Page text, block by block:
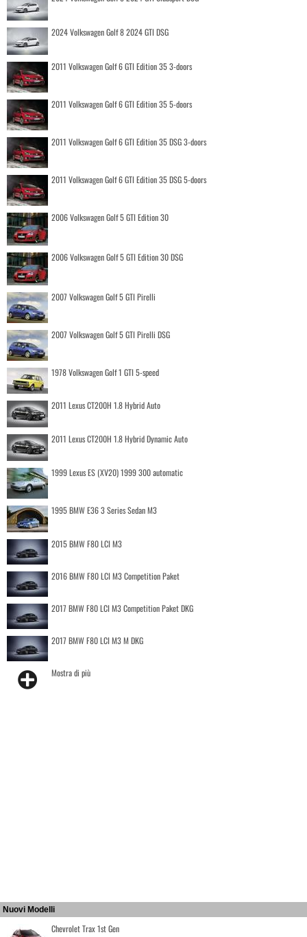
2024 Volkswagen Golf 8 2024 GTI DSG
2011 Volkswagen Golf 6 GTI Edition 35 3-doors
2011 Volkswagen Golf 6 GTI Edition 35 5-doors
2011 Volkswagen Golf 6 GTI Edition 35 DSG 3-doors
2011 Volkswagen Golf 6 GTI Edition 35 DSG 5-doors
2006 Volkswagen Golf 5 GTI Edition 30
2006 Volkswagen Golf 5 GTI Edition 30 DSG
2007 Volkswagen Golf 5 GTI Pirelli
2007 Volkswagen Golf 5 GTI Pirelli DSG
1978 Volkswagen Golf 1 GTI 5-speed
2011 Lexus CT200H 1.8 Hybrid Auto
2011 Lexus CT200H 1.8 Hybrid Dynamic Auto
1999 Lexus ES (XV20) 1999 300 automatic
1995 BMW E36 3 Series Sedan M3
2015 BMW F80 LCI M3
2016 BMW F80 LCI M3 Competition Paket
2017 BMW F80 LCI M3 Competition Paket DKG
2017 BMW F80 LCI M3 M DKG
Mostra di più
Nuovi Modelli
Chevrolet Trax 1st Gen